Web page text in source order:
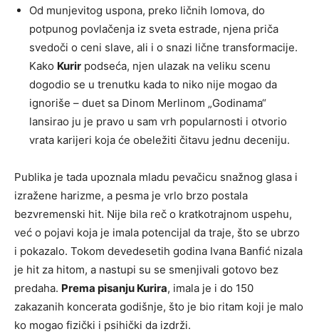
Od munjevitog uspona, preko ličnih lomova, do
potpunog povlačenja iz sveta estrade, njena priča
svedoči o ceni slave, ali i o snazi lične transformacije.
Kako Kurir podseća, njen ulazak na veliku scenu
dogodio se u trenutku kada to niko nije mogao da
ignoriše – duet sa Dinom Merlinom „Godinama“
lansirao ju je pravo u sam vrh popularnosti i otvorio
vrata karijeri koja će obeležiti čitavu jednu deceniju.
Publika je tada upoznala mladu pevačicu snažnog glasa i
izražene harizme, a pesma je vrlo brzo postala
bezvremenski hit. Nije bila reč o kratkotrajnom uspehu,
već o pojavi koja je imala potencijal da traje, što se ubrzo
i pokazalo. Tokom devedesetih godina Ivana Banfić nizala
je hit za hitom, a nastupi su se smenjivali gotovo bez
predaha. Prema pisanju Kurira, imala je i do 150
zakazanih koncerata godišnje, što je bio ritam koji je malo
ko mogao fizički i psihički da izdrži.